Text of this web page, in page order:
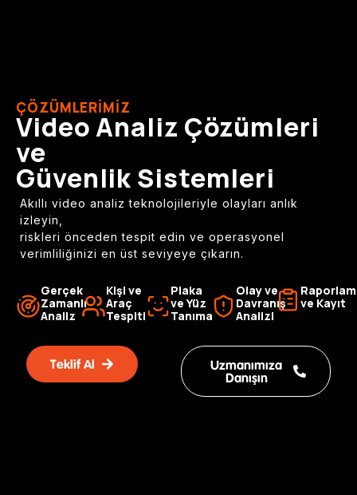
ÇÖZÜMLERİMİZ
Video Analiz Çözümleri
ve
Güvenlik Sistemleri
Akıllı video analiz teknolojileriyle olayları anlık
izleyin,
riskleri önceden tespit edin ve operasyonel
verimliliğinizi en üst seviyeye çıkarın.
Gerçek
Zamanlı
Analiz
Kişi ve
Araç
Tespiti
Plaka
ve Yüz
Tanıma
Olay ve
Davranış
Analizi
ve Kayıt
Teklif Al
Uzmanımıza
Danışın